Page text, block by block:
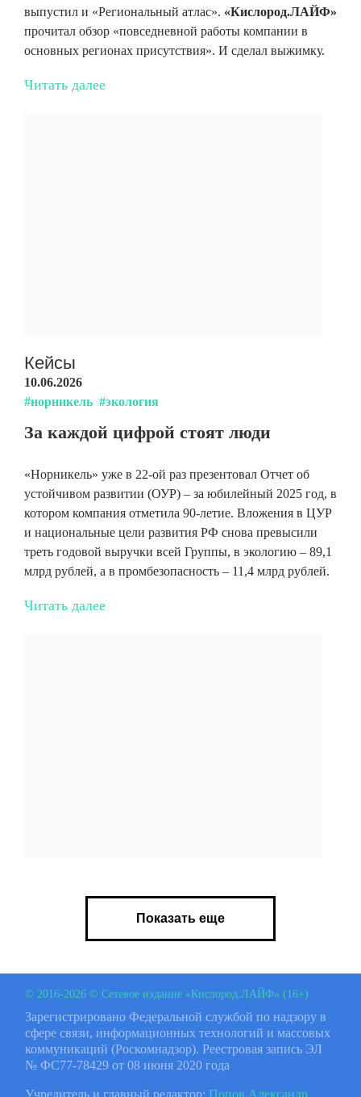
выпустил и «Региональный атлас». «Кислород.ЛАЙФ»
прочитал обзор «повседневной работы компании в
основных регионах присутствия». И сделал выжимку.
Читать далее
Кейсы
10.06.2026
#норникель #экология
За каждой цифрой стоят люди
«Норникель» уже в 22-ой раз презентовал Отчет об
устойчивом развитии (ОУР) – за юбилейный 2025 год, в
котором компания отметила 90-летие. Вложения в ЦУР
и национальные цели развития РФ снова превысили
треть годовой выручки всей Группы, в экологию – 89,1
млрд рублей, а в промбезопасность – 11,4 млрд рублей.
Читать далее
Показать еще
© 2016-2026 © Сетевое издание «Кислород.ЛАЙФ» (16+)
Зарегистрировано Федеральной службой по надзору в
сфере связи, информационных технологий и массовых
коммуникаций (Роскомнадзор). Реестровая запись ЭЛ
№ ФС77-78429 от 08 июня 2020 года
Учредитель и главный редактор: Попов Александр